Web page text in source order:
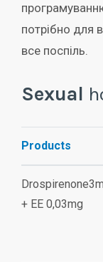
потрібно для
все поспіль.
Sexual
Products
+ EE 0,03mg